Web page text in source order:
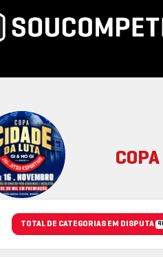
TOTAL DE CATEGORIAS EM DISPUTA